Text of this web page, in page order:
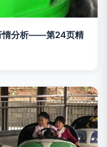
情分析——第24页精